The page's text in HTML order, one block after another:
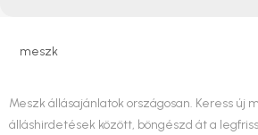
meszk
Meszk állásajánlatok országosan. Keress új
álláshirdetések között, böngészd át a